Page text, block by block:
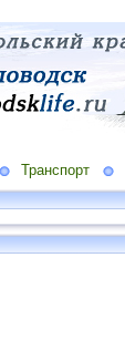
Транспорт